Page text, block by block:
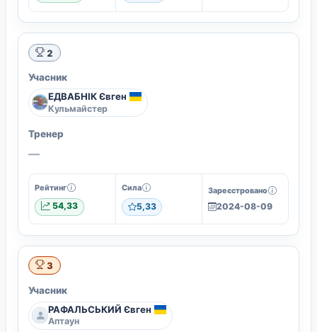
2
Учасник
ЕДВАБНІК Євген
Кульмайстер
Тренер
—
Рейтинг
54,33
Сила
5,33
Зареєстровано
2024-08-09
3
Учасник
РАФАЛЬСЬКИЙ Євген
Аптаун